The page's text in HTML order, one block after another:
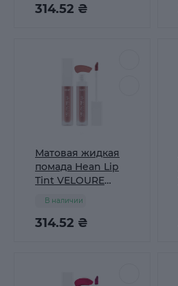
314.52 ₴
Матовая жидкая
помада Hean Lip
Tint VELOURE
В наличии
314.52 ₴